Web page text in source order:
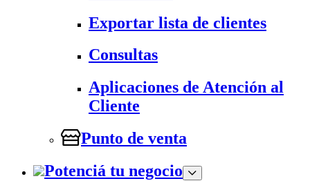
Exportar lista de clientes
Consultas
Aplicaciones de Atención al
Cliente
Punto de venta
Potenciá tu negocio